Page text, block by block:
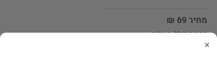
מחיר 69 ₪
המחיר כולל משלוח
×